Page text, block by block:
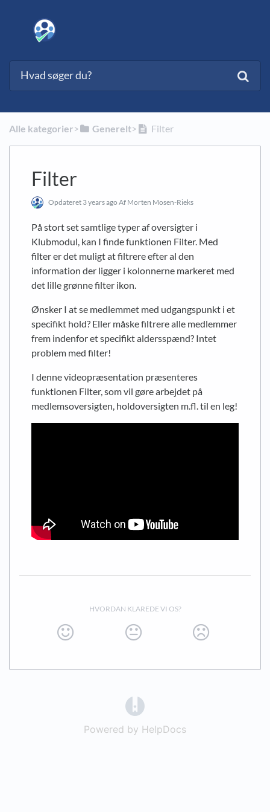
Alle kategorier​>​ ​Generelt​>​ Filter
Filter
Opdateret 3 years ago Af Morten Mosen-Rieks
På stort set samtlige typer af oversigter i
Klubmodul, kan I finde funktionen Filter. Med
filter er det muligt at filtrere efter al den
information der ligger i kolonnerne markeret med
det lille grønne filter ikon.
Ønsker I at se medlemmet med udgangspunkt i et
specifikt hold? Eller måske filtrere alle medlemmer
frem indenfor et specifikt aldersspænd? Intet
problem med filter!
I denne videopræsentation præsenteres
funktionen Filter, som vil gøre arbejdet på
medlemsoversigten, holdoversigten m.fl. til en leg!
HVORDAN KLAREDE VI OS?
Powered by HelpDocs